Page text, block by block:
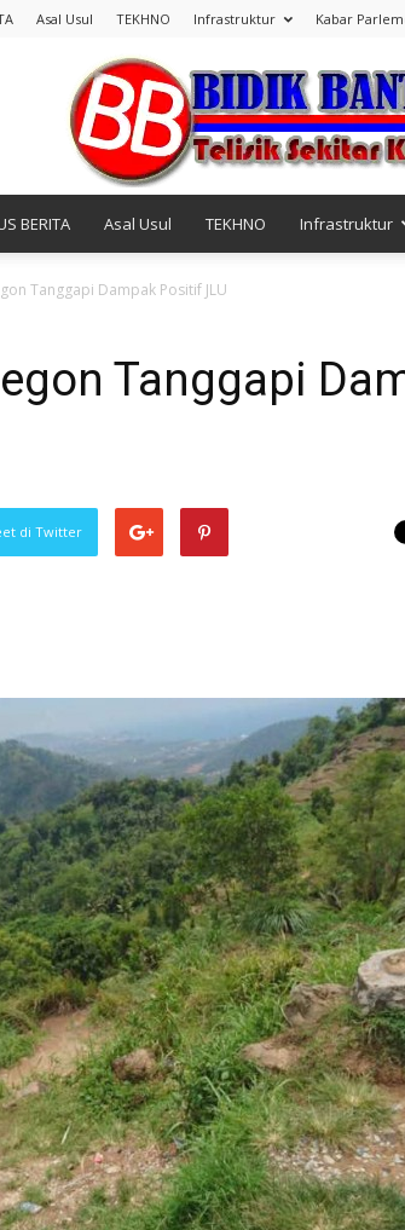
Asal Usul TEKHNO Infrastruktur Kabar
BERITA Asal Usul TEKHNO Infrastruktur
Tanggapi Dampak Positif JLU
Tanggapi
di Twitter